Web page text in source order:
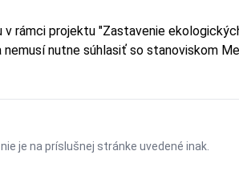
rámci projektu "Zastavenie
nutne súhlasiť so stanoviskom
je na príslušnej stránke uvedené inak.